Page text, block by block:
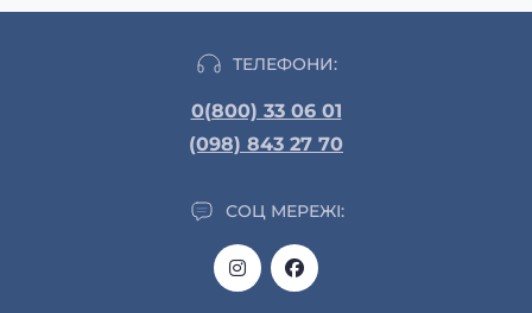
ТЕЛЕФОНИ:
0(800) 33 06 01
(098) 843 27 70
СОЦ МЕРЕЖІ: